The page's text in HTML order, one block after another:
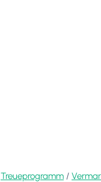
Treueprogramm /